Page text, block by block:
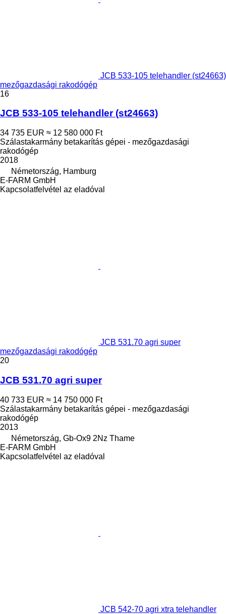
JCB 533-105 telehandler (st24663)
mezőgazdasági rakodógép
16
JCB 533-105 telehandler (st24663)
34 735 EUR ≈ 12 580 000 Ft
Szálastakarmány betakarítás gépei - mezőgazdasági
rakodógép
2018
Németország, Hamburg
E-FARM GmbH
Kapcsolatfelvétel az eladóval
JCB 531.70 agri super
mezőgazdasági rakodógép
20
JCB 531.70 agri super
40 733 EUR ≈ 14 750 000 Ft
Szálastakarmány betakarítás gépei - mezőgazdasági
rakodógép
2013
Németország, Gb-Ox9 2Nz Thame
E-FARM GmbH
Kapcsolatfelvétel az eladóval
JCB 542-70 agri xtra telehandler